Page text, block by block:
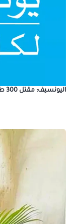
اليونسيف: مقتل 300 طفل في غزة خلال 300 يوم من وقف إطلاق النار